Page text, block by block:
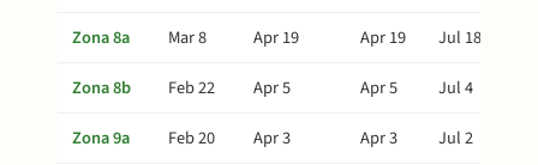
Zona 8a Mar 8 Apr 19 Apr 19
Jul 18
Zona 8b
Feb 22 Apr 5 Apr 5
Jul 4
Zona 9a
Feb 20 Apr 3 Apr 3
Jul 2